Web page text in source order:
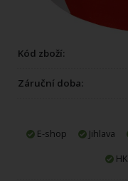
Kód zboží:
Záruční doba:
E-shop Jihlava
HK